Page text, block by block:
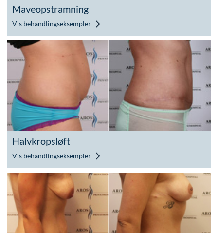
Maveopstramning
Vis behandlingseksempler
Halvkropsløft
Vis behandlingseksempler